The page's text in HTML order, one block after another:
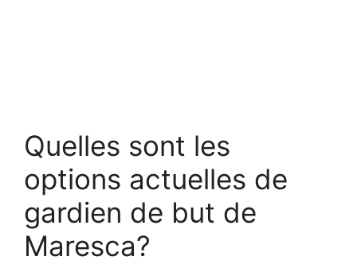
Quelles sont les
options actuelles de
gardien de but de
Maresca?